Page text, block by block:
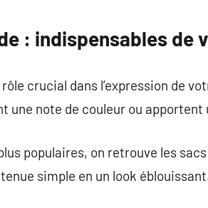
: indispensables de
crucial dans l’expression de
une note de couleur ou
populaires, on retrouve les
simple en un look